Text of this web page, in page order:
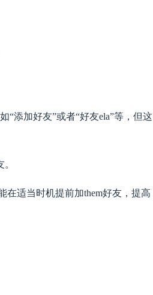
“添加好友”或者“好友ela”等，但这
在适当时机提前加them好友，提高